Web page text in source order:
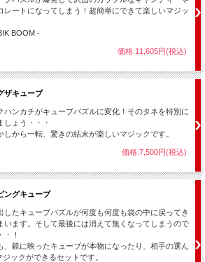
レートになってしまう！超簡単にできて楽しいマジッ
BOOM -
価格:11,605円(税込)
ザキューブ
ハンカチがキューブパズルに変化！そのタネを特別に
しょう・・・
しから一転、驚きの結末が楽しいマジックです。
価格:7,500円(税込)
ングキューブ
したキューブパズルが何度も何度も袋の中に戻ってき
います。そして最後には消えて無くなってしまうので
・！
、鏡に映ったキューブが本物になったり、相手の選ん
ックができるセットです。